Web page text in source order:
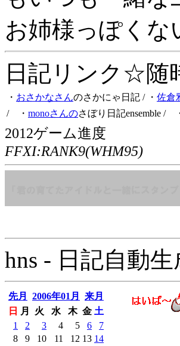
お姉様っぽくな
日記リンク☆随
・ おさかなさんのさかにゃ日記 / ・ 佐倉
/ ・ monoさんのさぼり日記ensemble /
2012ゲーム進度
FFXI:RANK9(WHM95)
hns - 日記自動
先月 2006年01月
来月
日
月 火 水 木 金 土
1
2 3 4 5 6
7
8
9 10 11 12 13 14